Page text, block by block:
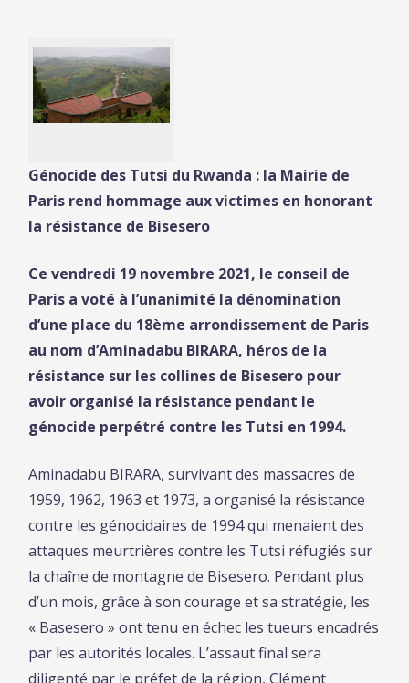
Génocide des Tutsi du Rwanda : la Mairie de
Paris rend hommage aux victimes en honorant
la résistance de Bisesero
Ce vendredi 19 novembre 2021, le conseil de
Paris a voté à l’unanimité la dénomination
d’une place du 18ème arrondissement de Paris
au nom d’Aminadabu BIRARA, héros de la
résistance sur les collines de Bisesero pour
avoir organisé la résistance pendant le
génocide perpétré contre les Tutsi en 1994.
Aminadabu BIRARA, survivant des massacres de
1959, 1962, 1963 et 1973, a organisé la résistance
contre les génocidaires de 1994 qui menaient des
attaques meurtrières contre les Tutsi réfugiés sur
la chaîne de montagne de Bisesero. Pendant plus
d’un mois, grâce à son courage et sa stratégie, les
« Basesero » ont tenu en échec les tueurs encadrés
par les autorités locales. L’assaut final sera
diligenté par le préfet de la région, Clément